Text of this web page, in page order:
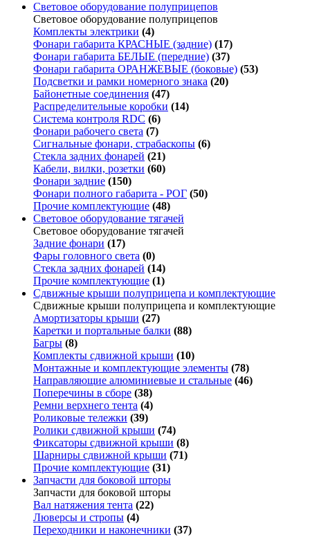
Световое оборудование полуприцепов
Световое оборудование полуприцепов
Комплекты электрики (4)
Фонари габарита КРАСНЫЕ (задние) (17)
Фонари габарита БЕЛЫЕ (передние) (37)
Фонари габарита ОРАНЖЕВЫЕ (боковые) (53)
Подсветки и рамки номерного знака (20)
Байонетные соединения (47)
Распределительные коробки (14)
Система контроля RDC (6)
Фонари рабочего света (7)
Сигнальные фонари, страбаскопы (6)
Стекла задних фонарей (21)
Кабели, вилки, розетки (60)
Фонари задние (150)
Фонари полного габарита - РОГ (50)
Прочие комплектующие (48)
Световое оборудование тягачей
Световое оборудование тягачей
Задние фонари (17)
Фары головного света (0)
Стекла задних фонарей (14)
Прочие комплектующие (1)
Сдвижные крыши полуприцепа и комплектующие
Сдвижные крыши полуприцепа и комплектующие
Амортизаторы крыши (27)
Каретки и портальные балки (88)
Багры (8)
Комплекты сдвижной крыши (10)
Монтажные и комплектующие элементы (78)
Направляющие алюминиевые и стальные (46)
Поперечины в сборе (38)
Ремни верхнего тента (4)
Роликовые тележки (39)
Ролики сдвижной крыши (74)
Фиксаторы сдвижной крыши (8)
Шарниры сдвижной крыши (71)
Прочие комплектующие (31)
Запчасти для боковой шторы
Запчасти для боковой шторы
Вал натяжения тента (22)
Люверсы и стропы (4)
Переходники и наконечники (37)